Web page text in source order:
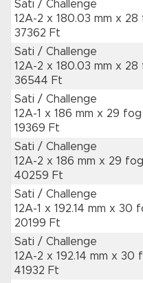
Sati / Challenge
12A-2 x 180.03 mm x 28
37362 Ft
Sati / Challenge
12A-2 x 180.03 mm x 28
36544 Ft
Sati / Challenge
12A-1 x 186 mm x 29 fog
19369 Ft
Sati / Challenge
12A-2 x 186 mm x 29 fog
40259 Ft
Sati / Challenge
12A-1 x 192.14 mm x 30
20199 Ft
Sati / Challenge
12A-2 x 192.14 mm x 30
41932 Ft